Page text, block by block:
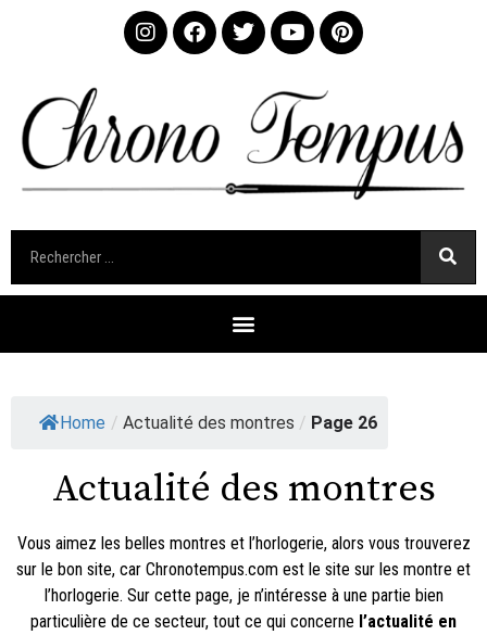
Home / Actualité des montres / Page 26
Actualité des montres
Vous aimez les belles montres et l’horlogerie, alors vous trouverez
sur le bon site, car Chronotempus.com est le site sur les montre et
l’horlogerie. Sur cette page, je n’intéresse à une partie bien
particulière de ce secteur, tout ce qui concerne l’actualité en